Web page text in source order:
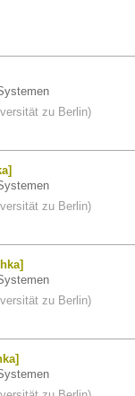
zu Berlin)
zu Berlin)
zu Berlin)